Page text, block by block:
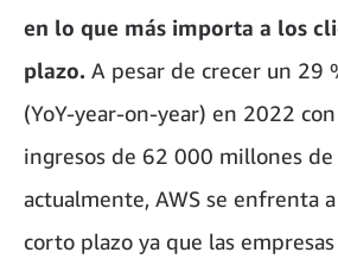
en lo que más importa a los
plazo. A pesar de crecer un 29
(YoY-year-on-year) en 2022
ingresos de 62 000 millones de
actualmente, AWS se enfrenta
corto plazo ya que las